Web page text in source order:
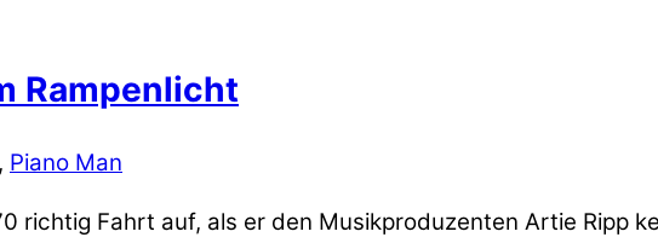
Rampenlicht
, Piano Man
richtig Fahrt auf, als er den Musikproduzenten Artie Ripp